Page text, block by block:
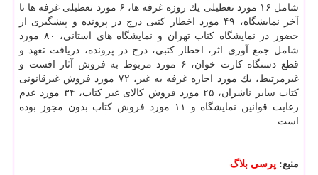
شامل ۱۶ مورد تعطیلی یك روزه غرفه ها، ۶ مورد تعطیلی غرفه ها تا
آخر نمایشگاه، ۴۹ مورد اخطار كتبی درج در پرونده و پیشگیری از
حضور در نمایشگاه كتاب تهران و نمایشگاه های استانی، ۸۰ مورد
شامل جمع آوری اثر، اخطار كتبی، درج در پرونده، دریافت تعهد و
قطع دستگاه كارت خوان، ۶ مورد مربوط به فروش آثار افست و
غیرمرتبط، یك مورد اجاره غرفه به غیر، ۷۲ مورد فروش غیرقانونی
كتاب سایر ناشران، ۲۵ مورد فروش كالای غیر كتاب، ۳۴ مورد عدم
رعایت قوانین نمایشگاه و ۱۱ مورد فروش كتاب بدون مجوز بوده
است.
منبع: پرسی بلاگ